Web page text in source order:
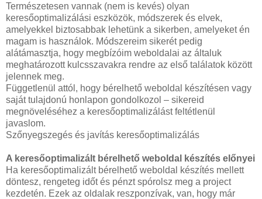
Természetesen vannak (nem is kevés) olyan
keresőoptimalizálási eszközök, módszerek és elvek,
amelyekkel biztosabbak lehetünk a sikerben, amelyeket én
magam is használok. Módszereim sikerét pedig
alátámasztja, hogy megbízóim weboldalai az általuk
meghatározott kulcsszavakra rendre az első találatok között
jelennek meg.
Függetlenül attól, hogy bérelhető weboldal készítésen vagy
saját tulajdonú honlapon gondolkozol – sikereid
megnöveléséhez a keresőoptimalizálást feltétlenül
javaslom.
Szőnyegszegés és javítás keresőoptimalizálás
A keresőoptimalizált bérelhető weboldal készítés előnyei
Ha keresőoptimalizált bérelhető weboldal készítés mellett
döntesz, rengeteg időt és pénzt spórolsz meg a project
kezdetén. Ezek az oldalak reszponzívak, van, hogy már